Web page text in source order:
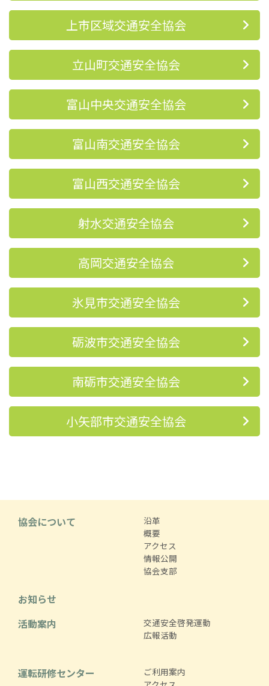
上市区域交通安全協会
立山町交通安全協会
富山中央交通安全協会
富山南交通安全協会
富山西交通安全協会
射水交通安全協会
高岡交通安全協会
氷見市交通安全協会
砺波市交通安全協会
南砺市交通安全協会
小矢部市交通安全協会
協会について
沿革
概要
アクセス
情報公開
協会支部
お知らせ
活動案内
交通安全啓発運動
広報活動
運転研修センター
ご利用案内